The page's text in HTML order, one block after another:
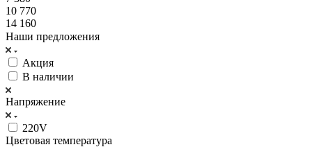
10 770
14 160
Наши предложения
Акция
В наличии
Напряжение
220V
Цветовая температура